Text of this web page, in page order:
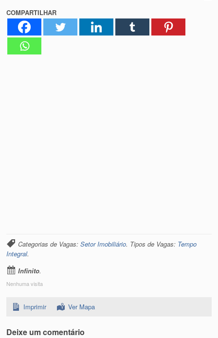
COMPARTILHAR
Categorias de Vagas:Setor Imobiliário. Tipos de Vagas: Tempo
Integral.
Infinito.
Nenhuma visita
Imprimir Ver Mapa
Deixe um comentário